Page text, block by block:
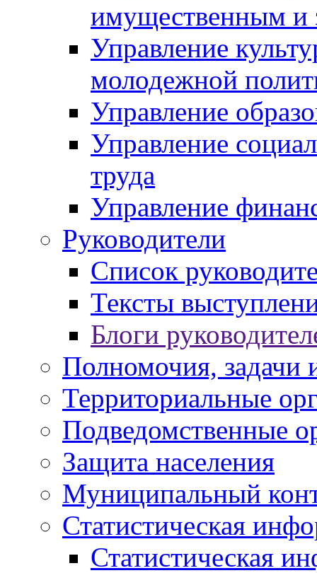
имущественным и
Управление
молодежной
Управление
Управление
труда
Управление
Руководители
Список
Тексты
Блоги
Полномочия, задачи
Территориальные
Подведомственные
Защита населения
Муниципальный
Статистическая
Статистическая